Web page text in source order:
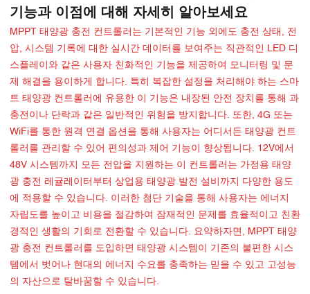
기능과 이점에 대해 자세히 알아보세요
MPPT 태양광 충전 컨트롤러는 기본적인 기능 외에도 충전 상태, 전
압, 시스템 기록에 대한 실시간 데이터를 보여주는 직관적인 LED 디
스플레이와 같은 사용자 친화적인 기능을 제공하여 모니터링 및 문
제 해결을 용이하게 합니다. 특히 복잡한 설정을 처리해야 하는 스마
트 태양광 컨트롤러에 유용한 이 기능은 내장된 안전 장치를 통해 과
충전이나 단락과 같은 일반적인 위험을 방지합니다. 또한, 4G 또는
WiFi를 통한 원격 연결 옵션을 통해 사용자는 어디서든 태양광 컨트
롤러를 관리할 수 있어 편의성과 제어 기능이 향상됩니다. 12V에서
48V 시스템까지 모든 전압을 지원하는 이 컨트롤러는 가정용 태양
광 충전 레귤레이터부터 상업용 태양광 발전 설비까지 다양한 용도
에 적용할 수 있습니다. 이러한 첨단 기술을 통해 사용자는 에너지
자립도를 높이고 비용을 절감하여 잠재적인 문제를 효율적이고 친환
경적인 생활의 기회로 전환할 수 있습니다. 요약하자면, MPPT 태양
광 충전 컨트롤러를 도입하면 태양광 시스템이 기존의 불편한 시스
템에서 벗어나 현대의 에너지 수요를 충족하는 믿을 수 있고 고성능
의 자산으로 탈바꿈할 수 있습니다.